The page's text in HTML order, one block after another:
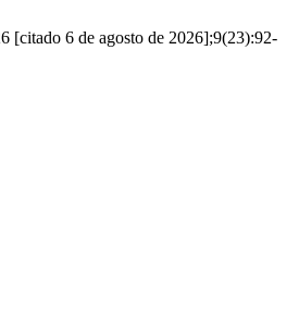
[citado 6 de agosto de 2026];9(23):92-